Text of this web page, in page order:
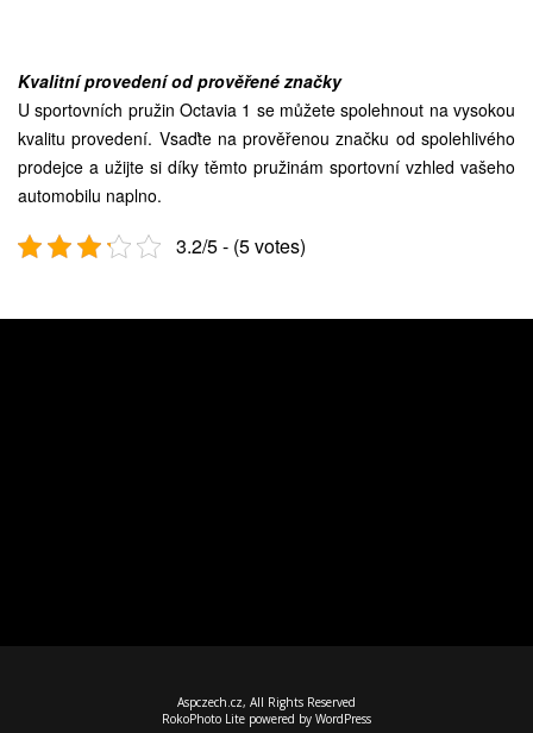
Kvalitní provedení od prověřené značky
U sportovních pružin Octavia 1 se můžete spolehnout na vysokou
kvalitu provedení. Vsaďte na prověřenou značku od spolehlivého
prodejce a užijte si díky těmto pružinám sportovní vzhled vašeho
automobilu naplno.
3.2/5 - (5 votes)
Aspczech.cz, All Rights Reserved
RokoPhoto Lite powered by WordPress